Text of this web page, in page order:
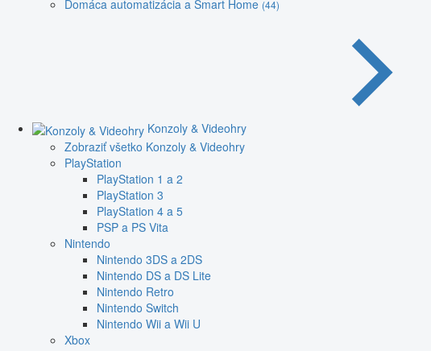
Domáca automatizácia a Smart Home (44)
Konzoly & Videohry
Zobraziť všetko Konzoly & Videohry
PlayStation
PlayStation 1 a 2
PlayStation 3
PlayStation 4 a 5
PSP a PS Vita
Nintendo
Nintendo 3DS a 2DS
Nintendo DS a DS Lite
Nintendo Retro
Nintendo Switch
Nintendo Wii a Wii U
Xbox